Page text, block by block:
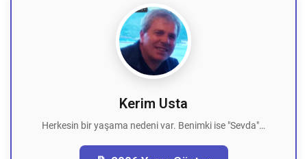
Kerim Usta
Herkesin bir yaşama nedeni var. Benimki ise "Sevda"…